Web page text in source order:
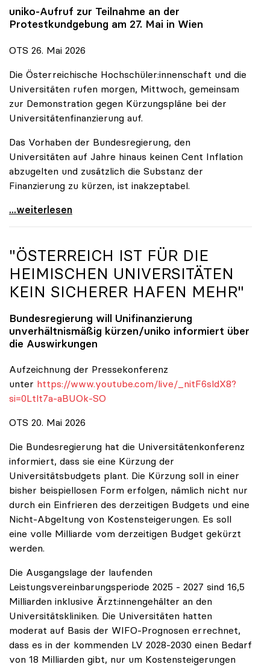
uniko-Aufruf zur Teilnahme an der
Protestkundgebung am 27. Mai in Wien
OTS 26. Mai 2026
Die Österreichische Hochschüler:innenschaft und die
Universitäten rufen morgen, Mittwoch, gemeinsam
zur Demonstration gegen Kürzungspläne bei der
Universitätenfinanzierung auf.
Das Vorhaben der Bundesregierung, den
Universitäten auf Jahre hinaus keinen Cent Inflation
abzugelten und zusätzlich die Substanz der
Finanzierung zu kürzen, ist inakzeptabel.
#UnisRetten Warum es sich zu demonstrieren lohnt
...weiterlesen
"ÖSTERREICH IST FÜR DIE
HEIMISCHEN UNIVERSITÄTEN
KEIN SICHERER HAFEN MEHR"
Bundesregierung will Unifinanzierung
unverhältnismäßig kürzen/uniko informiert über
die Auswirkungen
Aufzeichnung der Pressekonferenz
unter https://www.youtube.com/live/_nitF6sldX8?
si=0Ltlt7a-aBUOk-SO
OTS 20. Mai 2026
Die Bundesregierung hat die Universitätenkonferenz
informiert, dass sie eine Kürzung der
Universitätsbudgets plant. Die Kürzung soll in einer
bisher beispiellosen Form erfolgen, nämlich nicht nur
durch ein Einfrieren des derzeitigen Budgets und eine
Nicht-Abgeltung von Kostensteigerungen. Es soll
eine volle Milliarde vom derzeitigen Budget gekürzt
werden.
Die Ausgangslage der laufenden
Leistungsvereinbarungsperiode 2025 - 2027 sind 16,5
Milliarden inklusive Ärzt:innengehälter an den
Universitätskliniken. Die Universitäten hatten
moderat auf Basis der WIFO-Prognosen errechnet,
dass es in der kommenden LV 2028-2030 einen Bedarf
von 18 Milliarden gibt, nur um Kostensteigerungen